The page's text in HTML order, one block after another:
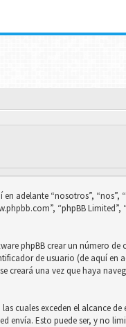
adelante “nosotros”, “nos”,
“phpBB
phpBB crear un número
de usuario (de aquí en
creará una vez que haya
cuales exceden el alcance
envía. Esto puede ser, y no